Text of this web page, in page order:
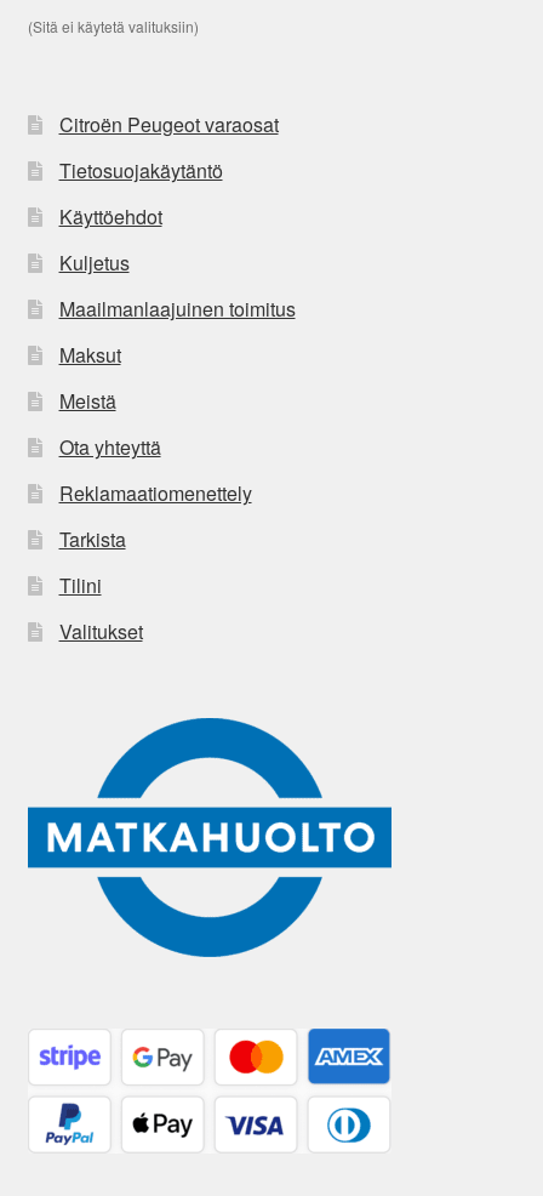
(Sitä ei käytetä valituksiin)
Citroën Peugeot varaosat
Tietosuojakäytäntö
Käyttöehdot
Kuljetus
Maailmanlaajuinen toimitus
Maksut
Meistä
Ota yhteyttä
Reklamaatiomenettely
Tarkista
Tilini
Valitukset